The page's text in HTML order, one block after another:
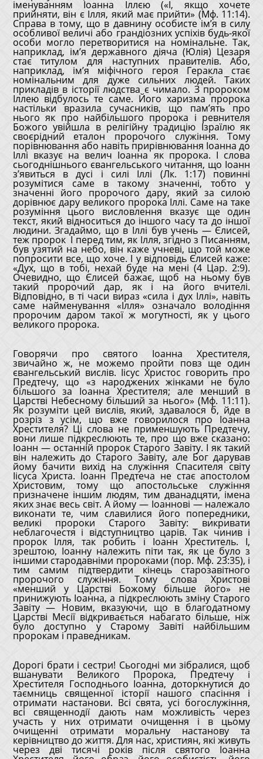
іменуванням Іоанна Іллєю («І, якщо хочете
прийняти, він є Ілля, який має прийти» (Мф. 11:14).
Справа в тому, що в давнину особисте ім’я в силу
особливої величі або грандіозних успіхів будь-якої
особи могло перетворитися на номінальне. Так,
наприклад, ім’я державного діяча (Юлія) Цезаря
стає титулом для наступних правителів. Або,
наприклад, ім’я міфічного героя Геракла стає
номінальним для дуже сильних людей. Таких
прикладів в історії людства є чимало. З пророком
Іллею відбулось те саме. Його харизма пророка
настільки вразила сучасників, що пам’ять про
нього як про найбільшого пророка і ревнителя
Божого увійшла в релігійну традицію Ізраїлю як
своєрідний еталон пророчого служіння. Тому
порівнювання або навіть прирівнювання Іоанна до
Іллі вказує на велич Іоанна як пророка. І слова
сьогоднішнього євангельського читання, що Іоанн
з’явиться в дусі і силі Іллі (Лк. 1:17) повинні
розумітися саме в такому значенні, тобто у
значенні його пророчого дару, який за силою
дорівнює дару великого пророка Іллі. Саме на таке
розуміння цього висловлення вказує ще один
текст, який відноситься до іншого часу та до іншої
людини. Згадаймо, що в Іллі був учень — Єлисей,
теж пророк І перед тим, як Ілля, згідно з Писанням,
був узятий на небо, він каже учневі, що той може
попросити все, що хоче. І у відповідь Єлисей каже:
«Дух, що в тобі, нехай буде на мені (4 Цар. 2:9).
Очевидно, що Єлисей бажає, щоб на ньому був
такий пророчий дар, як і на його вчителі.
Відповідно, в ті часи вираз «сила і дух Іллі», навіть
саме найменування «Ілля» означало володіння
пророчим даром такої ж могутності, як у цього
великого пророка.
Говорячи про святого Іоанна Хрестителя,
звичайно ж, не можемо пройти повз ще один
євангельський вислів. Іісус Христос говорить про
Предтечу, що «з народжених жінками не було
більшого за Іоанна Хрестителя; але менший в
Царстві Небесному більший за нього» (Мф. 11:11).
Як розуміти цей вислів, який, здавалося б, йде в
розріз з усім, що вже говорилося про Іоанна
Хрестителя? Ці слова не применшують Предтечу,
вони лише підкреслюють те, про що вже сказано:
Іоанн — останній пророк Старого Завіту. І як такий
він належить до Старого Завіту, але Бог дарував
йому бачити вихід на служіння Спасителя світу
Іісуса Христа. Іоанн Предтеча не стає апостолом
Христовим, тому що апостольське служіння
призначене іншим людям, тим дванадцяти, імена
яких знає весь світ. А йому — Іоаннові — належало
виконати те, чим славилися його попередники,
великі пророки Старого Завіту: викривати
неблагочестя і відступництво царів. Так чинив і
пророк Ілля, так робить і Іоанн Хреститель. І,
зрештою, Іоанну належить піти так, як це було з
іншими стародавніми пророками (пор. Мф. 23:35), і
тим самим підтвердити кінець старозавітного
пророчого служіння. Тому слова Христові
«менший у Царстві Божому більше його» не
принижують Іоанна, а підкреслюють зміну Старого
Завіту — Новим, вказуючи, що в благодатному
Царстві Месії відкривається набагато більше, ніж
було доступно у Старому Завіті найбільшим
пророкам і праведникам.
Дорогі брати і сестри! Сьогодні ми зібралися, щоб
вшанувати Великого Пророка, Предтечу і
Хрестителя Господнього Іоанна, доторкнутися до
таємниць священної історії нашого спасіння і
отримати настанови. Всі свята, усі богослужіння,
всі священнодії дають нам можливість через
участь у них отримати очищення і в цьому
очищенні отримати моральну настанову та
керівництво до життя. Для нас, християн, які живуть
через дві тисячі років після святого Іоанна